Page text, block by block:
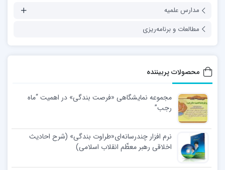
مدارس علمیه
مطالعات و برنامه‌ریزی
محصولات پربیننده
مجموعه نمایشگاهی «فرصت بندگی» در اهمیت “ماه
رجب”
نرم افزار چندرسانه‌ای«طراوت بندگی» (شرح احادیث
اخلاقی رهبر معظّم انقلاب اسلامی)